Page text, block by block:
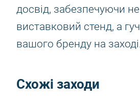
досвід, забезпечуючи
виставковий стенд, а
вашого бренду на
Схожі заходи